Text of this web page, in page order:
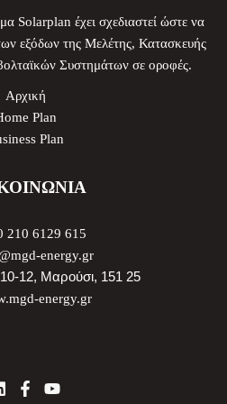
Solarplan έχει σχεδιαστεί ώστε να
εξόδων της Μελέτης, Κατασκευής
Συστημάτων σε οροφές.
Αρχική
Plan
Plan
210 6129 615
energy.gr
12, Μαρούσι, 151 25
energy.gr